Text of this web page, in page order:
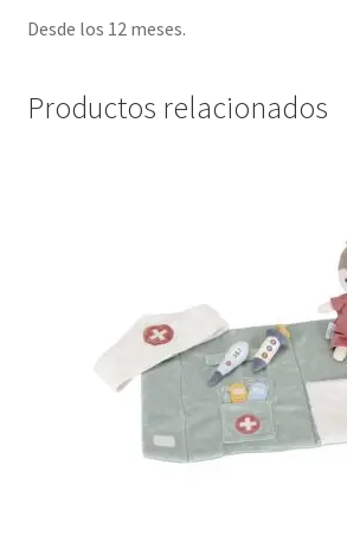
Desde los 12 meses.
Productos relacionados